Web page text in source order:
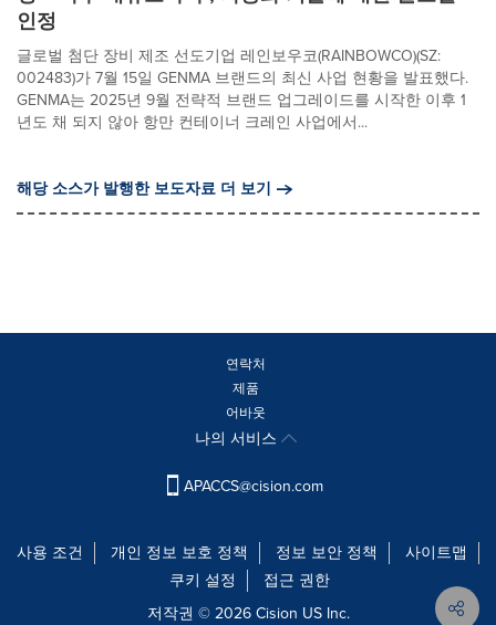
인정
글로벌 첨단 장비 제조 선도기업 레인보우코(RAINBOWCO)(SZ:
002483)가 7월 15일 GENMA 브랜드의 최신 사업 현황을 발표했다.
GENMA는 2025년 9월 전략적 브랜드 업그레이드를 시작한 이후 1
년도 채 되지 않아 항만 컨테이너 크레인 사업에서...
해당 소스가 발행한 보도자료 더 보기
연락처
제품
어바웃
나의 서비스
APACCS@cision.com
사용 조건 개인 정보 보호 정책 정보 보안 정책
사이트맵
쿠키 설정
접근 권한
저작권 © 2026 Cision US Inc.